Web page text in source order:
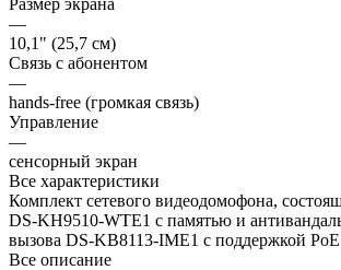
—
10,1" (25,7 см)
Связь с абонентом
—
hands-free (громкая связь)
Управление
—
сенсорный экран
Все характеристики
Комплект сетевого видеодомофона,
DS-KH9510-WTE1 с памятью и
вызова DS-KB8113-IME1 с поддержкой PoE
Все описание